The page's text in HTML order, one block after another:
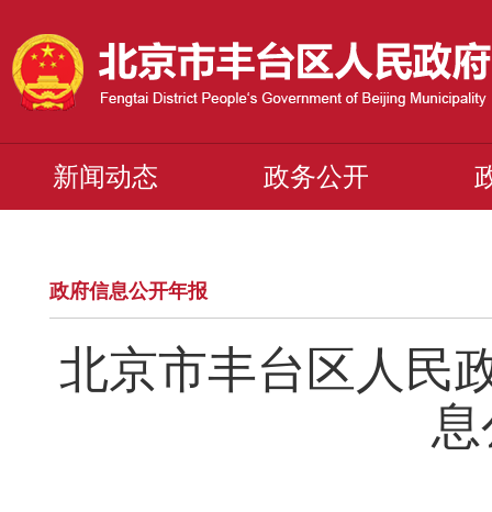
新闻动态 政务公开
政府信息公开年报
北京市丰台区人民